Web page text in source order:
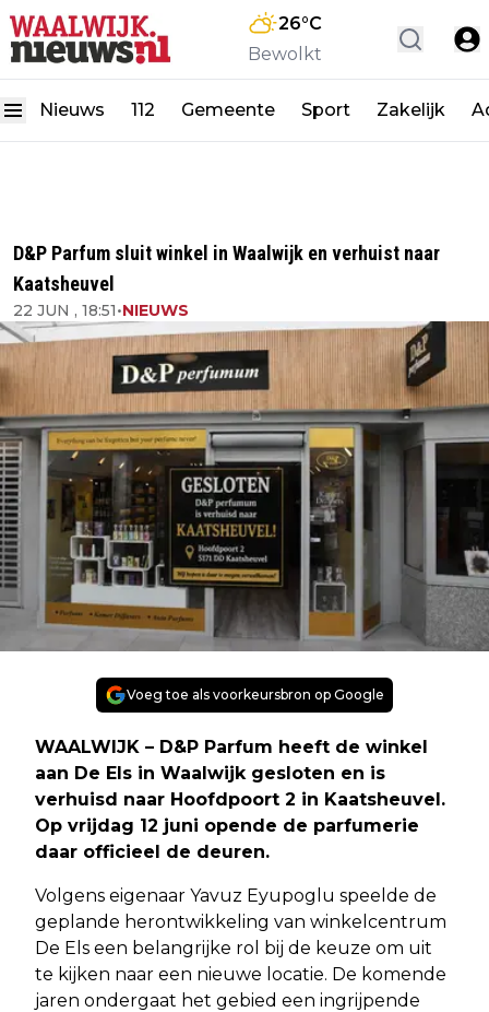
26°C
Bewolkt
Nieuws 112 Gemeente Sport Zakelijk
D&P Parfum sluit winkel in Waalwijk en verhuist naar
Kaatsheuvel
22 JUN , 18:51•NIEUWS
Voeg toe als voorkeursbron op Google
WAALWIJK – D&P Parfum heeft de winkel
aan De Els in Waalwijk gesloten en is
verhuisd naar Hoofdpoort 2 in Kaatsheuvel.
Op vrijdag 12 juni opende de parfumerie
daar officieel de deuren.
Volgens eigenaar Yavuz Eyupoglu speelde de
geplande herontwikkeling van winkelcentrum
De Els een belangrijke rol bij de keuze om uit
te kijken naar een nieuwe locatie. De komende
jaren ondergaat het gebied een ingrijpende